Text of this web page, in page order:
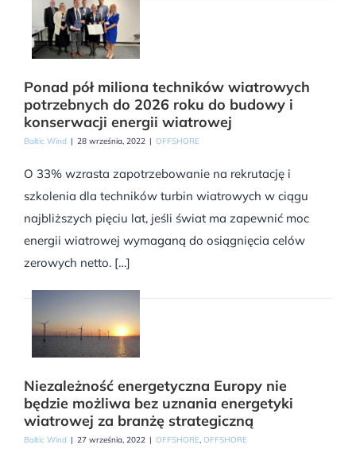
Ponad pół miliona techników wiatrowych
potrzebnych do 2026 roku do budowy i
konserwacji energii wiatrowej
Baltic Wind | 28 września, 2022 | OFFSHORE
O 33% wzrasta zapotrzebowanie na rekrutację i
szkolenia dla techników turbin wiatrowych w ciągu
najbliższych pięciu lat, jeśli świat ma zapewnić moc
energii wiatrowej wymaganą do osiągnięcia celów
zerowych netto. […]
Niezależność energetyczna Europy nie
będzie możliwa bez uznania energetyki
wiatrowej za branżę strategiczną
Baltic Wind | 27 września, 2022 | OFFSHORE, OFFSHORE